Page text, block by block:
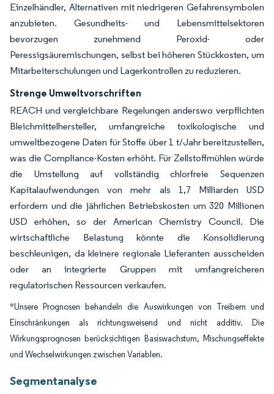
Einzelhändler, Alternativen mit niedrigeren Gefahrensymbolen
anzubieten. Gesundheits- und Lebensmittelsektoren
bevorzugen zunehmend Peroxid- oder
Peressigsäuremischungen, selbst bei höheren Stückkosten, um
Mitarbeiterschulungen und Lagerkontrollen zu reduzieren.
Strenge Umweltvorschriften
REACH und vergleichbare Regelungen anderswo verpflichten
Bleichmittelhersteller, umfangreiche toxikologische und
umweltbezogene Daten für Stoffe über 1 t/Jahr bereitzustellen,
was die Compliance-Kosten erhöht. Für Zellstoffmühlen würde
die Umstellung auf vollständig chlorfreie Sequenzen
Kapitalaufwendungen von mehr als 1,7 Milliarden USD
erfordern und die jährlichen Betriebskosten um 320 Millionen
USD erhöhen, so der American Chemistry Council. Die
wirtschaftliche Belastung könnte die Konsolidierung
beschleunigen, da kleinere regionale Lieferanten ausscheiden
oder an integrierte Gruppen mit umfangreicheren
regulatorischen Ressourcen verkaufen.
*Unsere Prognosen behandeln die Auswirkungen von Treibern und
Einschränkungen als richtungsweisend und nicht additiv. Die
Wirkungsprognosen berücksichtigen Basiswachstum, Mischungseffekte
und Wechselwirkungen zwischen Variablen.
Segmentanalyse